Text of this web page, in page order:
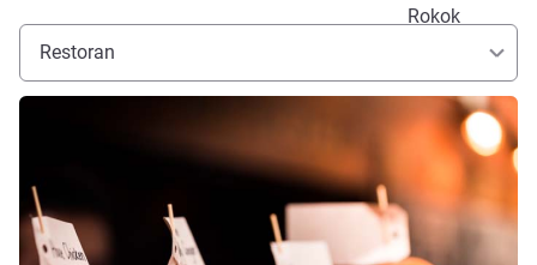
Rokok
Restoran
Lihat detail